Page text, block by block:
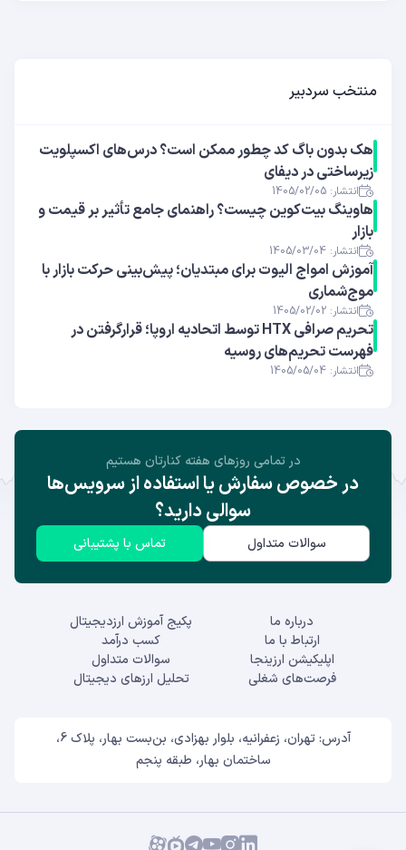
منتخب سردبیر
هک بدون باگ کد چطور ممکن است؟ درس‌های اکسپلویت
زیرساختی در دیفای
انتشار: 1405/02/05
هاوینگ بیت‌کوین چیست؟ راهنمای جامع تأثیر بر قیمت و
بازار
انتشار: 1405/03/04
آموزش امواج الیوت برای مبتدیان؛ پیش‌بینی حرکت بازار با
موج‌شماری
انتشار: 1405/02/02
تحریم صرافی HTX توسط اتحادیه اروپا؛ قرارگرفتن در
فهرست تحریم‌های روسیه
انتشار: 1405/05/04
در تمامی روز‌های هفته کنارتان هستیم
در خصوص سفارش یا استفاده از سرویس‌ها
سوالی دارید؟
سوالات متداول تماس با پشتیبانی
درباره ما
ارتباط با ما
اپلیکیشن ارزینجا
فرصت‌های شغلی
پکیج آموزش ارزدیجیتال
کسب درآمد
سوالات متداول
تحلیل ارزهای دیجیتال
آدرس: تهران، زعفرانیه، بلوار بهزادی، بن‌بست بهار، پلاک 6،
ساختمان بهار، طبقه پنجم